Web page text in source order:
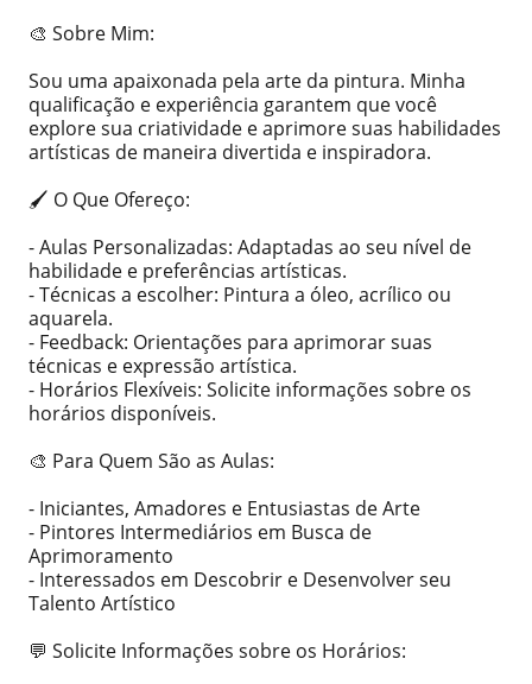
🎨 Sobre Mim:
Sou uma apaixonada pela arte da pintura. Minha
qualificação e experiência garantem que você
explore sua criatividade e aprimore suas habilidades
artísticas de maneira divertida e inspiradora.
🖌️ O Que Ofereço:
- Aulas Personalizadas: Adaptadas ao seu nível de
habilidade e preferências artísticas.
- Técnicas a escolher: Pintura a óleo, acrílico ou
aquarela.
- Feedback: Orientações para aprimorar suas
técnicas e expressão artística.
- Horários Flexíveis: Solicite informações sobre os
horários disponíveis.
🎨 Para Quem São as Aulas:
- Iniciantes, Amadores e Entusiastas de Arte
- Pintores Intermediários em Busca de
Aprimoramento
- Interessados em Descobrir e Desenvolver seu
Talento Artístico
💬 Solicite Informações sobre os Horários: